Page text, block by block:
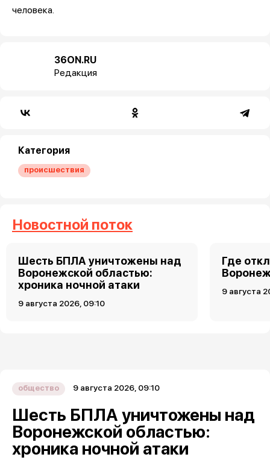
человека.
36ON.RU
Редакция
Категория
происшествия
Новостной поток
Шесть БПЛА уничтожены над
Воронежской областью:
хроника ночной атаки
9 августа 2026, 09:10
Где
9 августа
общество 9 августа 2026, 09:10
Шесть БПЛА уничтожены над
Воронежской областью:
хроника ночной атаки